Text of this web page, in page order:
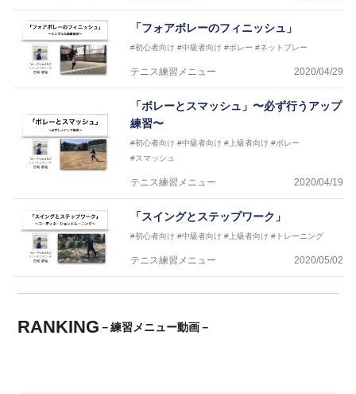
「フォアボレーのフィニッシュ」
#初心者向け #中級者向け #ボレー #ネットプレー
テニス練習メニュー 2020/04/29
「ボレーとスマッシュ」〜必ず行うアップ
練習〜
#初心者向け #中級者向け #上級者向け #ボレー
#スマッシュ
テニス練習メニュー 2020/04/19
「スイングとステップワーク」
#初心者向け #中級者向け #上級者向け #トレーニング
テニス練習メニュー 2020/05/02
RANKING －練習メニュー動画－